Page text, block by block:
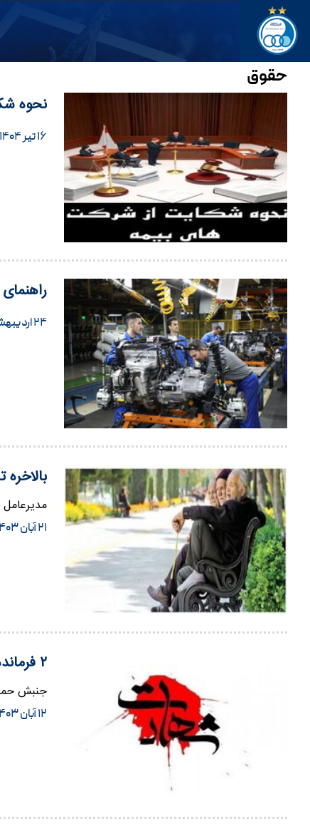
حقوق
نحوه
۱۶ تیر ۱۴۰۴
۲۴ اردیبهشت ۱۴۰۴
۲۱ آبان ۱۴۰۳
۲ فرمانده حماس در غزه به شهادت رسیدند
جنبش حماس از شهادت ۲ فرمانده این
۱۲ آبان ۱۴۰۳